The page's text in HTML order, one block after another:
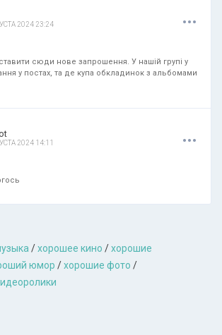
2024 23:24 ...
сюди нове запрошення. У нашій групі у
у постах, та де купа обкладинок з альбомами
2024 14:11 ...
/хорошее кино /хорошие
юмор /хорошие фото /